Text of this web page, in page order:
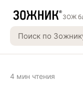
ЗОЖ
4 мин чтения